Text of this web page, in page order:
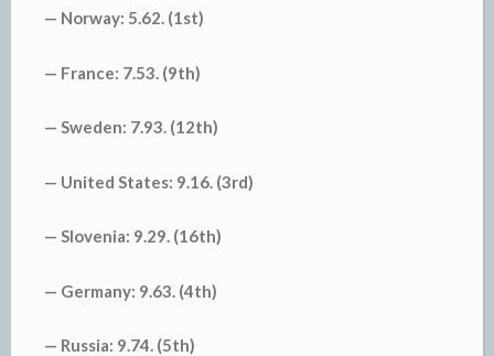
— Norway: 5.62. (1st)
— France: 7.53. (9th)
— Sweden: 7.93. (12th)
— United States: 9.16. (3rd)
— Slovenia: 9.29. (16th)
— Germany: 9.63. (4th)
— Russia: 9.74. (5th)